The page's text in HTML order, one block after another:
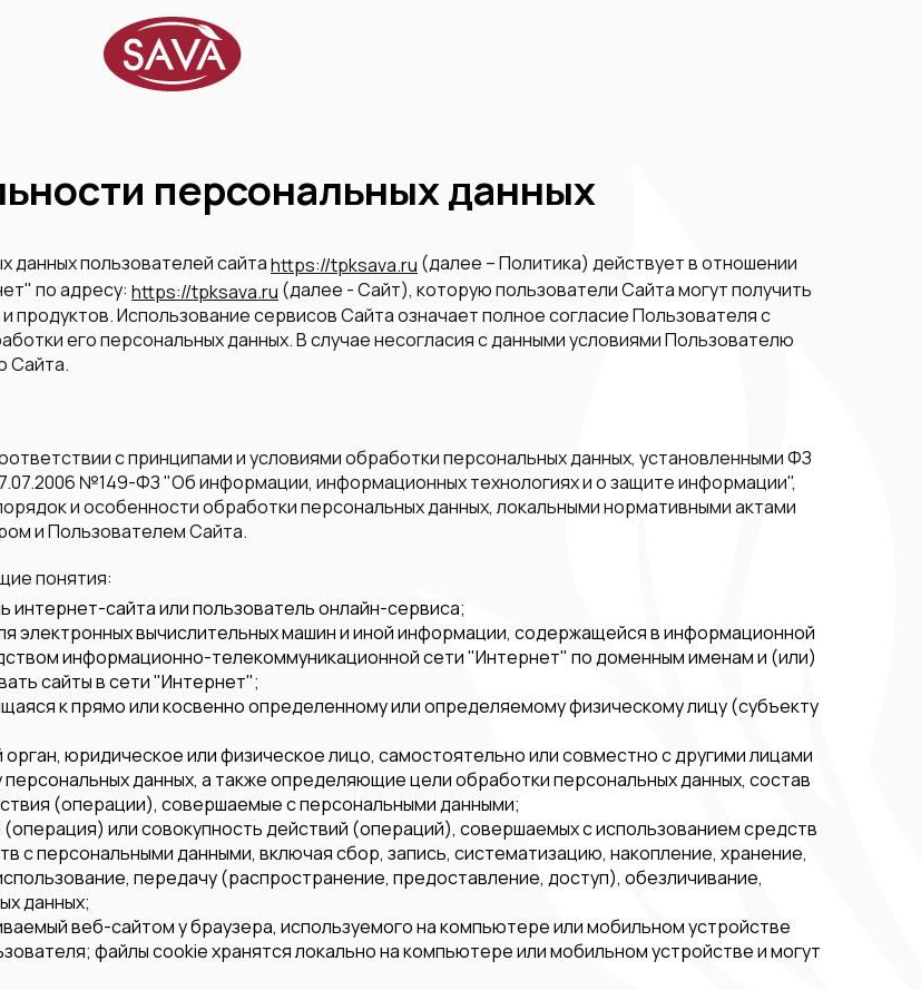
персональных данных
данных пользователей сайтаhttps://tpksava.ru (далее – Политика) действует в отношении
по адресу: https://tpksava.ru (далее - Сайт), которую пользователи Сайта могут получить
продуктов. Использование сервисов Сайта означает полное согласие Пользователя с
его персональных данных. В случае несогласия с данными условиями Пользователю
Сайта.
с принципами и условиями обработки персональных данных, установленными ФЗ
№149-ФЗ "Об информации, информационных технологиях и о защите информации",
и особенности обработки персональных данных, локальными нормативными актами
и Пользователем Сайта.
понятия:
интернет-сайта или пользователь онлайн-сервиса;
электронных вычислительных машин и иной информации, содержащейся в информационной
информационно-телекоммуникационной сети "Интернет" по доменным именам и (или)
сайты в сети "Интернет";
к прямо или косвенно определенному или определяемому физическому лицу (субъекту
юридическое или физическое лицо, самостоятельно или совместно с другими лицами
данных, а также определяющие цели обработки персональных данных, состав
(операции), совершаемые с персональными данными;
или совокупность действий (операций), совершаемых с использованием средств
с персональными данными, включая сбор, запись, систематизацию, накопление, хранение,
передачу (распространение, предоставление, доступ), обезличивание,
данных;
веб-сайтом у браузера, используемого на компьютере или мобильном устройстве
файлы cookie хранятся локально на компьютере или мобильном устройстве и могут